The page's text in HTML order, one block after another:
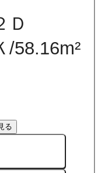
Ｄ
/58.16m²